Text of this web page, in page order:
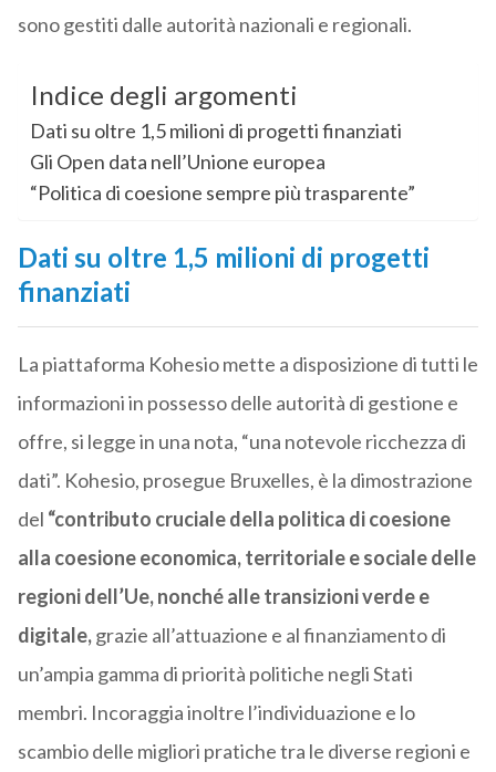
sono gestiti dalle autorità nazionali e regionali.
Indice degli argomenti
Dati su oltre 1,5 milioni di progetti finanziati
Gli Open data nell’Unione europea
“Politica di coesione sempre più trasparente”
Dati su oltre 1,5 milioni di progetti
finanziati
La piattaforma Kohesio mette a disposizione di tutti le
informazioni in possesso delle autorità di gestione e
offre, si legge in una nota, “una notevole ricchezza di
dati”. Kohesio, prosegue Bruxelles, è la dimostrazione
del “contributo cruciale della politica di coesione
alla coesione economica, territoriale e sociale delle
regioni dell’Ue, nonché alle transizioni verde e
digitale,grazie all’attuazione e al finanziamento di
un’ampia gamma di priorità politiche negli Stati
membri. Incoraggia inoltre l’individuazione e lo
scambio delle migliori pratiche tra le diverse regioni e